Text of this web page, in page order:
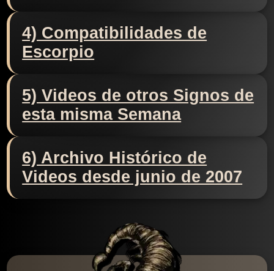
4) Compatibilidades de
Escorpio
5) Videos de otros Signos de
esta misma Semana
6) Archivo Histórico de
Videos desde junio de 2007